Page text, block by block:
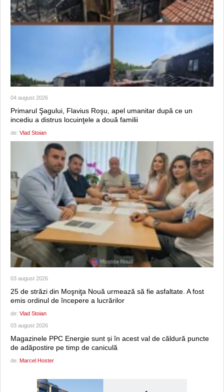
04 august 2026
Primarul Şagului, Flavius Roşu, apel umanitar după ce un
incediu a distrus locuinţele a două familii
de: Vlad Stoian
03 august 2026
25 de străzi din Moşniţa Nouă urmează să fie asfaltate. A fost
emis ordinul de începere a lucrărilor
de: Vlad Stoian
03 august 2026
Magazinele PPC Energie sunt și în acest val de căldură puncte
de adăpostire pe timp de caniculă
de: Marcel Hoster